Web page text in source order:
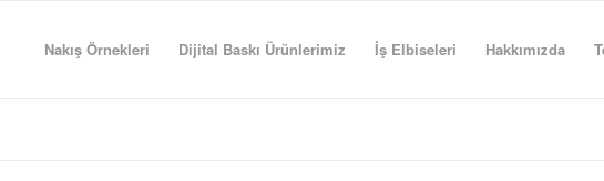
Nakış Örnekleri Dijital Baskı Ürünlerimiz İş Elbiseleri Hakkımızda